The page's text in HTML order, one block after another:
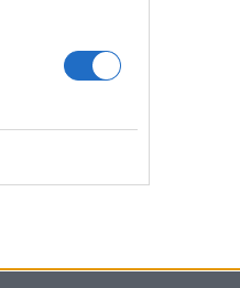
αγωγού των υπερχειλιζόντων
χώροι υγιεινής, το Κέντρο